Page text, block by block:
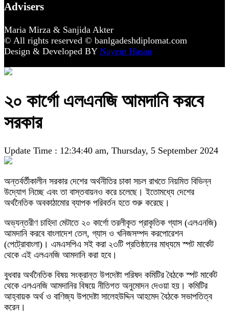
Advisers
Maria Mirza & Sanjida Akter
© All rights reserved © banlgadeshdiplomat.com
Design & Developed BY Nayem Hasan
২০ কার্গো এলএনজি আমদানি করবে
সরকার
Update Time : 12:34:40 am, Thursday, 5 September 2024
অন্তর্বর্তীকালীন সরকার দেশের অর্থনীতির চাকা সচল রাখতে নিয়মিত বিভিন্ন
উদ্যোগ নিচ্ছে এবং তা বাস্তবায়নও করে চলেছে। ইতোমধ্যে দেশের
অর্থনৈতিক অবকাঠামোর ব্যাপক পরিবর্তন হতে শুরু করেছে।
অভ্যন্তরীণ চাহিদা মেটাতে ২০ কার্গো তরলীকৃত প্রাকৃতিক গ্যাস (এলএনজি)
আমদানি করবে বাংলাদেশ তেল, গ্যাস ও খনিজসম্পদ করপোরেশন
(পেট্রোবাংলা)। এমএসপিএ সই করা ২৩টি প্রতিষ্ঠানের মাধ্যমে স্পট মার্কেট
থেকে এই এলএনজি আমদানি করা হবে।
বুধবার অর্থনৈতিক বিষয় সংক্রান্ত উপদেষ্টা পরিষদ কমিটির বৈঠকে স্পট মার্কেট
থেকে এলএনজি আমদানির বিষয়ে নীতিগত অনুমোদন দেওয়া হয়। কমিটির
আহ্বায়ক অর্থ ও বাণিজ্য উপদেষ্টা সালেহউদ্দিন আহমেদ বৈঠকে সভাপতিত্ব
করেন।